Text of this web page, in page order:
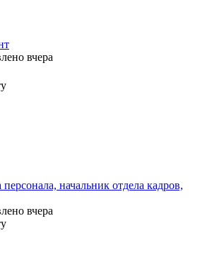
вчера
персонала, начальник отдела кадров,
вчера